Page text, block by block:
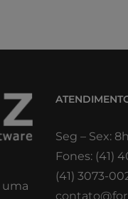
uma
Seg – Sex:
Fones: (41)
(41) 3073-